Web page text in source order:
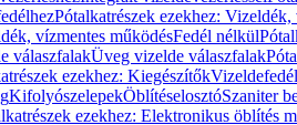
Pótalkatrészek ezekhez:
vízmentes működésFedél nélkül
válaszfalakÜveg vizelde válaszfalak
ezekhez: KiegészítőkVizeldefedél
KifolyószelepekÖblítéselosztóSzaniter
ezekhez: Elektronikus öblítés